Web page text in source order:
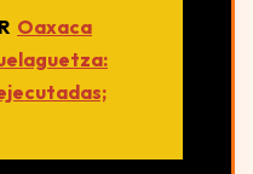
Oaxaca